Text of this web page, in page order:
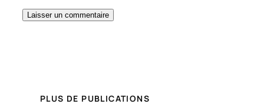
PLUS DE PUBLICATIONS